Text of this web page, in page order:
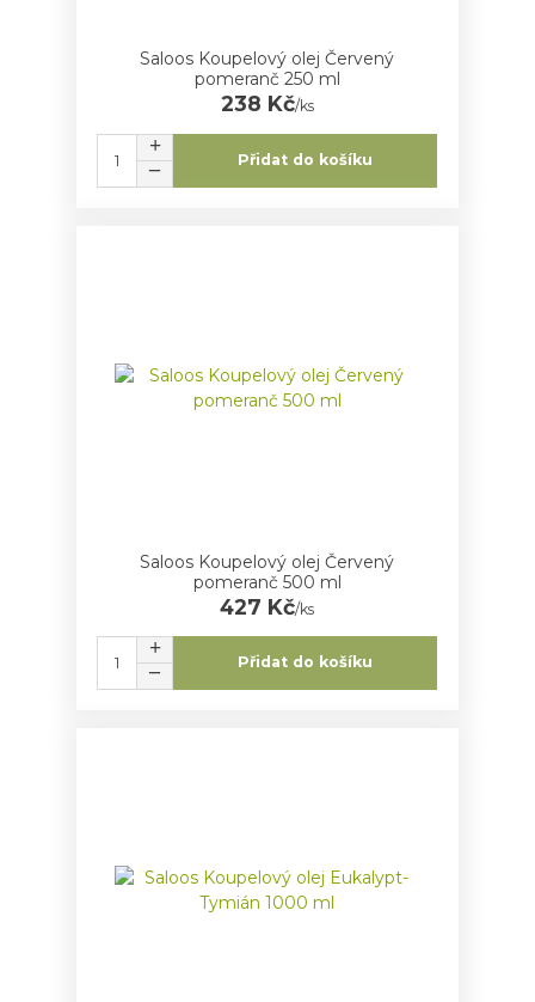
Saloos Koupelový olej Červený
pomeranč 250 ml
238 Kč/ks
Přidat do košíku
Saloos Koupelový olej Červený
pomeranč 500 ml
427 Kč/ks
Přidat do košíku